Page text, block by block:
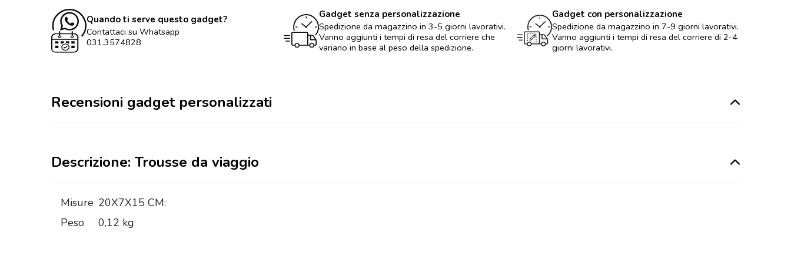
Quando ti serve questo gadget?
Contattaci su Whatsapp
031.3574828
Gadget senza personalizzazione
Spedizione da magazzino in 3-5 giorni lavorativi.
Vanno aggiunti i tempi di resa del corriere che
variano in base al peso della spedizione.
Gadget con personalizzazione
Spedizione da magazzino in 7-9 giorni lavorativi.
Vanno aggiunti i tempi di resa del corriere di 2-4
giorni lavorativi.
Recensioni gadget personalizzati
Descrizione: Trousse da viaggio
Misure 20X7X15 CM:
Peso
0,12 kg